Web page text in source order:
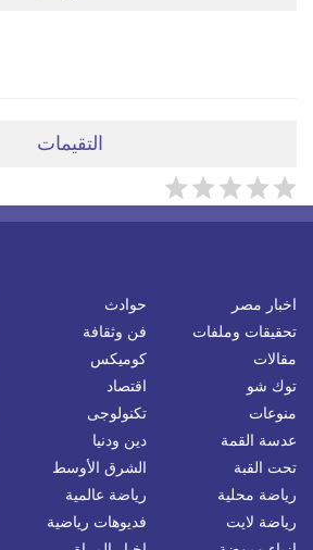
التقيمات
اخبار مصر حوادث
تحقيقات وملفات
فن وثقافة
مقالات
كوميكس
توك شو
اقتصاد
منوعات
تكنولوجى
عدسة القمة
دين ودنيا
تحت القبة
الشرق الأوسط
رياضة محلية
رياضة عالمية
رياضة لايت
فديوهات رياضية